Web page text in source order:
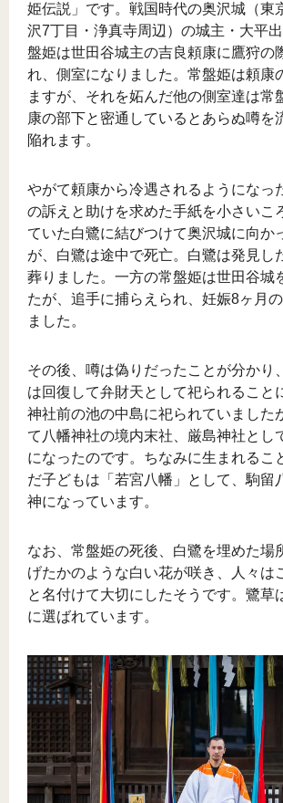
姫伝説」です。戦国時代の奥沢城（東
沢7丁目・浄真寺周辺）の城主・大平
盤姫は世田谷城主の吉良頼康に鷹狩の
れ、側室になりました。常盤姫は頼康
ますが、それを妬んだ他の側室達は常
康の部下と密通しているとあらぬ噂を
陥れます。
やがて頼康から冷遇されるようになっ
の訴えと助けを求めた手紙を小さいこ
ていた白鷺に結びつけて奥沢城に向か
が、白鷺は途中で死亡。白鷺は発見し
葬りました。一方の常盤姫は世田谷城
たが、追手に捕らえられ、妊娠8ヶ月
ました。
その後、噂は偽りだったことが分かり
は回復して弁財天として祀られること
神社前の池の中島に祀られていました
て八幡神社の境内末社、厳島神社とし
になったのです。ちなみに生まれるこ
だ子どもは「若宮八幡」として、駒留
神になっています。
なお、常盤姫の死後、白鷺を埋めた場
げたかのような白い花が咲き、人々は
と名付けて大切にしたそうです。鷺草
に選ばれています。